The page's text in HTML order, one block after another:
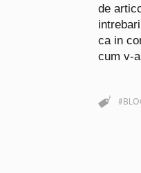
de
ca in
cum v-